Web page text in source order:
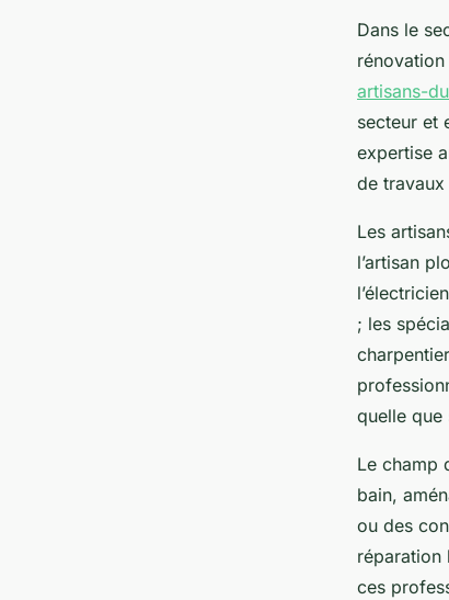
Dans le
artisans-
secteur et
expertise
de
Les
l’artisan
; les
quelle
Le champ
bain,
ou des
réparation
ces